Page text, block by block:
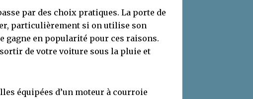
par des choix pratiques. La porte de
particulièrement si on utilise son
gagne en popularité pour ces raisons.
de votre voiture sous la pluie et
équipées d’un moteur à courroie